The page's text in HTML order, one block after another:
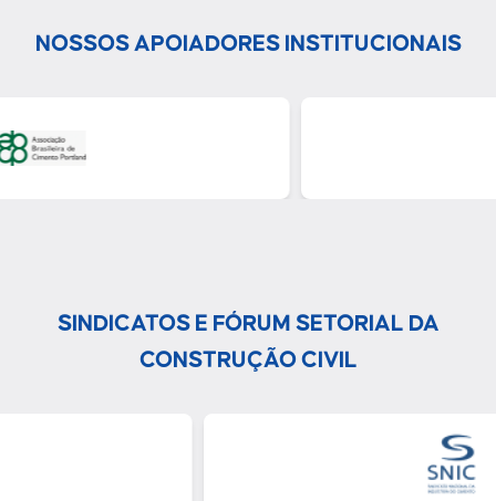
NOSSOS APOIADORES INSTITUCIONAIS
SINDICATOS E FÓRUM SETORIAL DA
CONSTRUÇÃO CIVIL